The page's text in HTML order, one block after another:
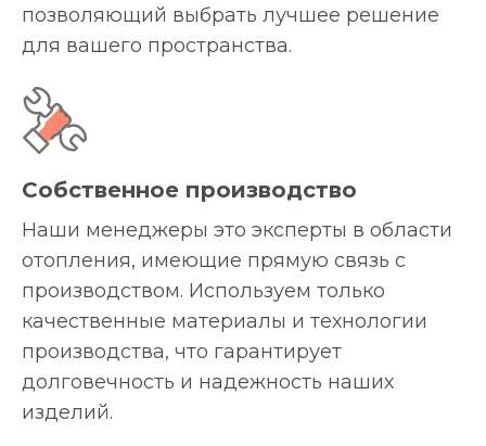
позволяющий выбрать лучшее решение
для вашего пространства.
Собственное производство
Наши менеджеры это эксперты в области
отопления, имеющие прямую связь с
производством. Используем только
качественные материалы и технологии
производства, что гарантирует
долговечность и надежность наших
изделий.